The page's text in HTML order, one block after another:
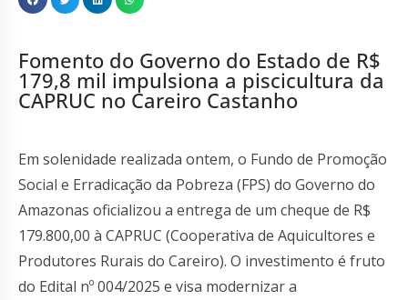
Fomento do Governo do Estado de R$
179,8 mil impulsiona a piscicultura da
CAPRUC no Careiro Castanho
Em solenidade realizada ontem, o Fundo de Promoção
Social e Erradicação da Pobreza (FPS) do Governo do
Amazonas oficializou a entrega de um cheque de R$
179.800,00 à CAPRUC (Cooperativa de Aquicultores e
Produtores Rurais do Careiro). O investimento é fruto
do Edital nº 004/2025 e visa modernizar a